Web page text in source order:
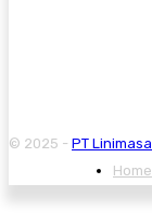
© 2025 - PT
Home